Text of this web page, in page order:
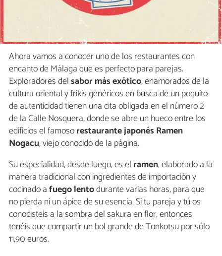
Ahora vamos a conocer uno de los restaurantes con
encanto de Málaga que es perfecto para parejas.
Exploradores delsabor más exótico, enamorados de la
cultura oriental y frikis genéricos en busca de un poquito
de autenticidad tienen una cita obligada en el número 2
de la Calle Nosquera, donde se abre un hueco entre los
edificios el famosorestaurante japonés Ramen
Nogacu, viejo conocido de la página.
Su especialidad, desde luego, es el ramen, elaborado a la
manera tradicional con ingredientes de importación y
cocinado afuego lentodurante varias horas, para que
no pierda ni un ápice de su esencia. Si tu pareja y tú os
conocisteis a la sombra del sakura en flor, entonces
tenéis que compartir un bol grande de Tonkotsu por sólo
11,90 euros.